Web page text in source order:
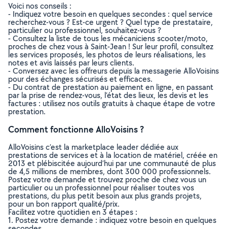
Voici nos conseils :
- Indiquez votre besoin en quelques secondes : quel service
recherchez-vous ? Est-ce urgent ? Quel type de prestataire,
particulier ou professionnel, souhaitez-vous ?
- Consultez la liste de tous les mécaniciens scooter/moto,
proches de chez vous à Saint-Jean ! Sur leur profil, consultez
les services proposés, les photos de leurs réalisations, les
notes et avis laissés par leurs clients.
- Conversez avec les offreurs depuis la messagerie AlloVoisins
pour des échanges sécurisés et efficaces.
- Du contrat de prestation au paiement en ligne, en passant
par la prise de rendez-vous, l’état des lieux, les devis et les
factures : utilisez nos outils gratuits à chaque étape de votre
prestation.
Comment fonctionne AlloVoisins ?
AlloVoisins c’est la marketplace leader dédiée aux
prestations de services et à la location de matériel, créée en
2013 et plébiscitée aujourd’hui par une communauté de plus
de 4,5 millions de membres, dont 300 000 professionnels.
Postez votre demande et trouvez proche de chez vous un
particulier ou un professionnel pour réaliser toutes vos
prestations, du plus petit besoin aux plus grands projets,
pour un bon rapport qualité/prix.
Facilitez votre quotidien en 3 étapes :
1. Postez votre demande : indiquez votre besoin en quelques